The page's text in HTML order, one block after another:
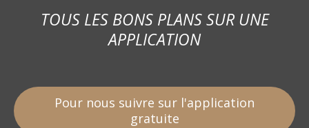
TOUS LES BONS PLANS SUR UNE
APPLICATION
Pour nous suivre sur l'application
gratuite